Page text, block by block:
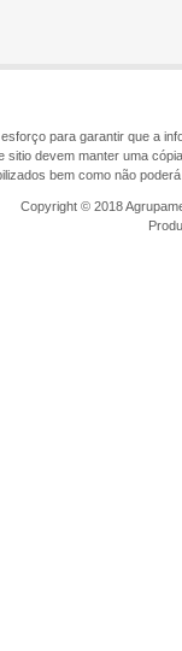
para garantir que a
devem manter uma
bem como não
Copyright © 2018